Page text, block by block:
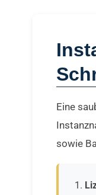
Eine
sowie